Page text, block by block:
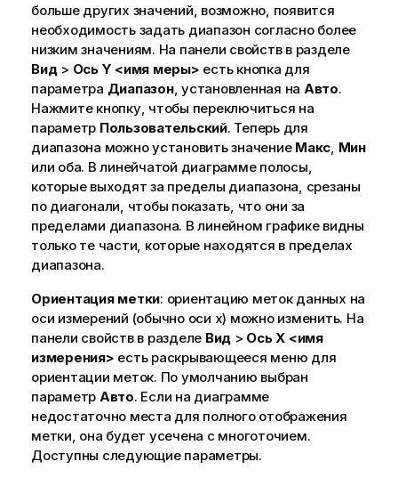
больше других значений, возможно, появится
необходимость задать диапазон согласно более
низким значениям. На панели свойств в разделе
Вид> Ось Y <имя меры> есть кнопка для
параметра Диапазон, установленная на Авто.
Нажмите кнопку, чтобы переключиться на
параметр Пользовательский. Теперь для
диапазона можно установить значение Макс, Мин
или оба. В линейчатой диаграмме полосы,
которые выходят за пределы диапазона, срезаны
по диагонали, чтобы показать, что они за
пределами диапазона. В линейном графике видны
только те части, которые находятся в пределах
диапазона.
Ориентация метки: ориентацию меток данных на
оси измерений (обычно оси x) можно изменить. На
панели свойств в разделе Вид > Ось X <имя
измерения> есть раскрывающееся меню для
ориентации меток. По умолчанию выбран
параметр Авто. Если на диаграмме
недостаточно места для полного отображения
метки, она будет усечена с многоточием.
Доступны следующие параметры.